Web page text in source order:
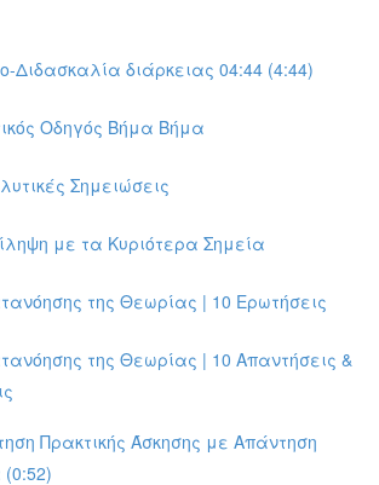
Διδασκαλία διάρκειας 04:44 (4:44)
Οδηγός Βήμα Βήμα
Σημειώσεις
με τα Κυριότερα Σημεία
της Θεωρίας | 10 Ερωτήσεις
της Θεωρίας | 10 Απαντήσεις &
Πρακτικής Άσκησης με Απάντηση